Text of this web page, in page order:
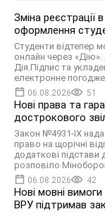
Зміна реєстрації
оформлення
Студенти відтепер
онлайн через
Дія.Підпис та
електронне
06.08.2026 51
Нові права та
дострокового
Закон №4931-ІХ
право на щорічні
додаткові
розповіло
06.08.2026 42
Нові мовні
ВРУ підтримав